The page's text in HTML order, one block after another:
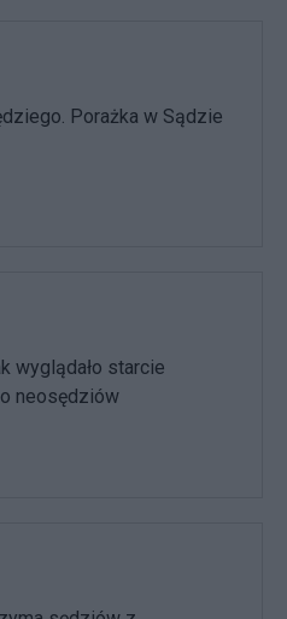
Porażka w Sądzie
wyglądało starcie
neosędziów